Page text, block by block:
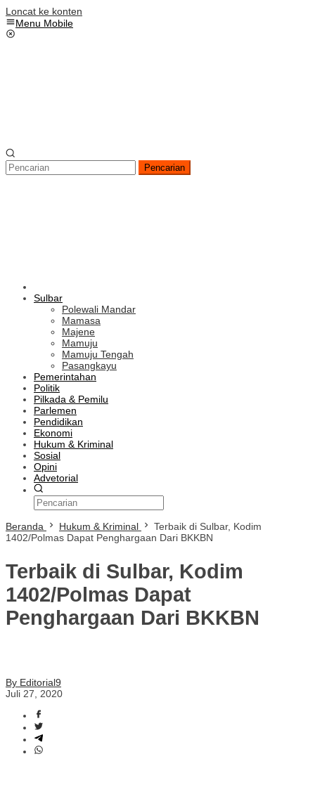
Loncat ke konten
Menu Mobile
Pencarian
Sulbar
Polewali Mandar
Mamasa
Majene
Mamuju
Mamuju Tengah
Pasangkayu
Pemerintahan
Politik
Pilkada & Pemilu
Parlemen
Pendidikan
Ekonomi
Hukum & Kriminal
Sosial
Opini
Advetorial
Beranda Hukum & Kriminal
Terbaik di Sulbar, Kodim
1402/Polmas Dapat Penghargaan Dari BKKBN
Terbaik di Sulbar, Kodim
1402/Polmas Dapat
Penghargaan Dari BKKBN
By Editorial9
Juli 27, 2020